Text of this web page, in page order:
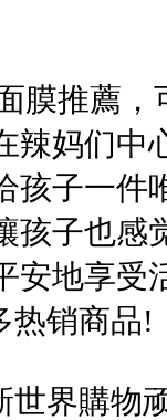
膜推薦
辣妈们中
孩子一件
孩子也
安地享受
热销商品!
界購物